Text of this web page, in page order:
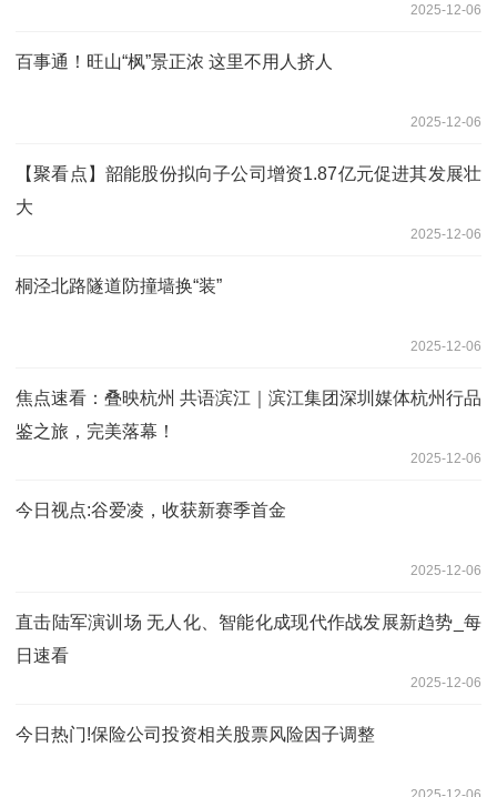
2025-12-06
百事通！旺山“枫”景正浓 这里不用人挤人
2025-12-06
【聚看点】韶能股份拟向子公司增资1.87亿元促进其发展壮
大
2025-12-06
桐泾北路隧道防撞墙换“装”
2025-12-06
焦点速看：叠映杭州 共语滨江｜滨江集团深圳媒体杭州行品
鉴之旅，完美落幕！
2025-12-06
今日视点:谷爱凌，收获新赛季首金
2025-12-06
直击陆军演训场 无人化、智能化成现代作战发展新趋势_每
日速看
2025-12-06
今日热门!保险公司投资相关股票风险因子调整